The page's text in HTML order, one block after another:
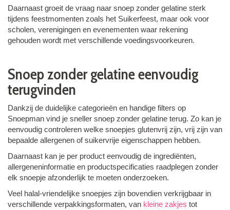
Daarnaast groeit de vraag naar snoep zonder gelatine sterk
tijdens feestmomenten zoals het Suikerfeest, maar ook voor
scholen, verenigingen en evenementen waar rekening
gehouden wordt met verschillende voedingsvoorkeuren.
Snoep zonder gelatine eenvoudig
terugvinden
Dankzij de duidelijke categorieën en handige filters op
Snoepman vind je sneller snoep zonder gelatine terug. Zo kan je
eenvoudig controleren welke snoepjes glutenvrij zijn, vrij zijn van
bepaalde allergenen of suikervrije eigenschappen hebben.
Daarnaast kan je per product eenvoudig de ingrediënten,
allergeneninformatie en productspecificaties raadplegen zonder
elk snoepje afzonderlijk te moeten onderzoeken.
Veel halal-vriendelijke snoepjes zijn bovendien verkrijgbaar in
verschillende verpakkingsformaten, van kleine zakjes tot